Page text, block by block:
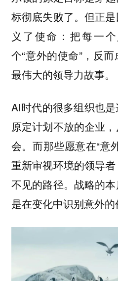
标彻底失败了。但正
义了使命：把每一
个“意外的使命”，反
最伟大的领导力故事。
AI时代的很多组织也是
原定计划不放的企业
会。而那些愿意在“意
重新审视环境的领导
不见的路径。战略的
是在变化中识别意外的